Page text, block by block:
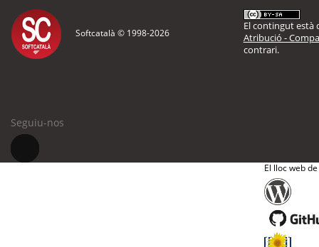
Softcatalà © 1998-2026
El contingut està
Atribució -
contrari.
Seguiu-nos
El lloc web